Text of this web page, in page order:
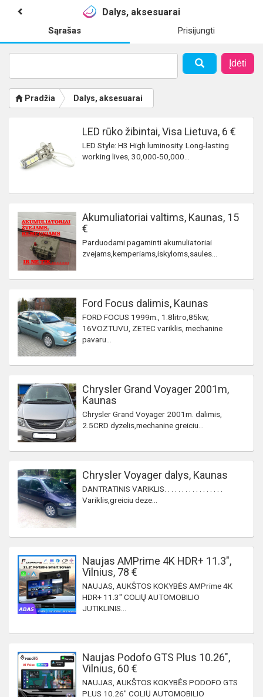
Dalys, aksesuarai
Sąrašas Prisijungti
Įdėti
Pradžia Dalys, aksesuarai
LED rūko žibintai, Visa Lietuva, 6 €
LED Style: H3 High luminosity. Long-lasting
working lives, 30,000-50,000...
Akumuliatoriai valtims, Kaunas, 15
€
Parduodami pagaminti akumuliatoriai
zvejams,kemperiams,iskyloms,saules...
Ford Focus dalimis, Kaunas
FORD FOCUS 1999m., 1.8litro,85kw,
16VOZTUVU, ZETEC variklis, mechanine
pavaru...
Chrysler Grand Voyager 2001m,
Kaunas
Chrysler Grand Voyager 2001m. dalimis,
2.5CRD dyzelis,mechanine greiciu...
Chrysler Voyager dalys, Kaunas
DANTRATINIS VARIKLIS. . . . . . . . . . . . . . . . .
Variklis,greiciu deze...
Naujas AMPrime 4K HDR+ 11.3",
Vilnius, 78 €
NAUJAS, AUKŠTOS KOKYBĖS AMPrime 4K
HDR+ 11.3" COLIŲ AUTOMOBILIO
JUTIKLINIS...
Naujas Podofo GTS Plus 10.26",
Vilnius, 60 €
NAUJAS, AUKŠTOS KOKYBĖS PODOFO GTS
PLUS 10.26" COLIŲ AUTOMOBILIO